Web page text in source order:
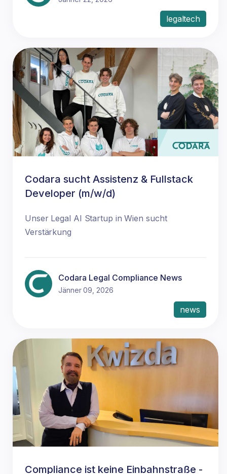
legaltech
Codara sucht Assistenz & Fullstack
Developer (m/w/d)
Unser Legal AI Startup in Wien sucht
Verstärkung
Codara Legal Compliance News
Jänner 09, 2026
news
Compliance ist keine Einbahnstraße -